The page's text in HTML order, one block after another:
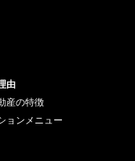
由
産の特徴
ョンメニュー